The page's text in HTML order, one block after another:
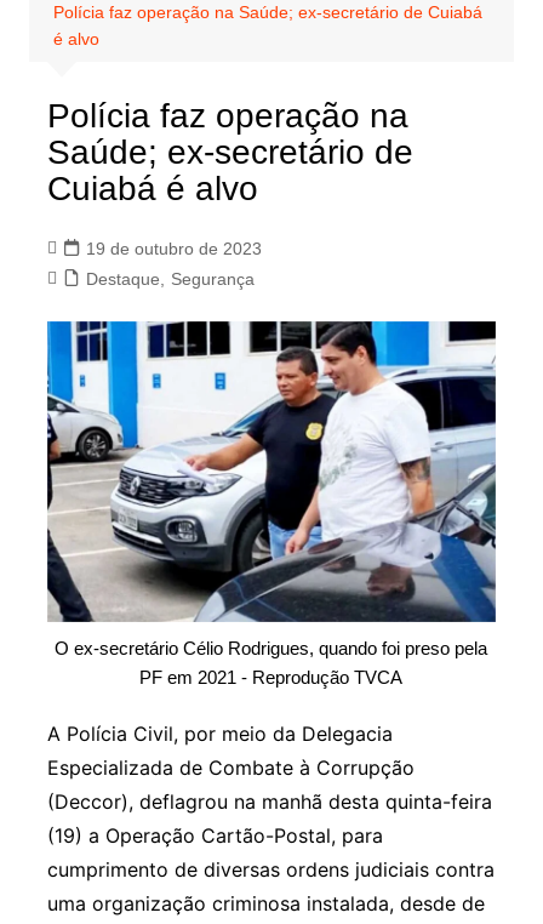
Polícia faz operação na Saúde; ex-secretário de Cuiabá
é alvo
Polícia faz operação na
Saúde; ex-secretário de
Cuiabá é alvo
19 de outubro de 2023
Destaque
Segurança
O ex-secretário Célio Rodrigues, quando foi preso pela
PF em 2021 - Reprodução TVCA
A Polícia Civil, por meio da Delegacia
Especializada de Combate à Corrupção
(Deccor), deflagrou na manhã desta quinta-feira
(19) a Operação Cartão-Postal, para
cumprimento de diversas ordens judiciais contra
uma organização criminosa instalada, desde de